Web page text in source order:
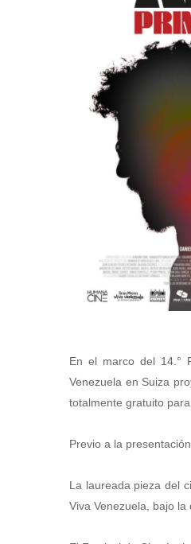
En el marco del 14.°
Venezuela en Suiza
totalmente gratuito
Previo a la
La laureada pieza del
Viva Venezuela, bajo la